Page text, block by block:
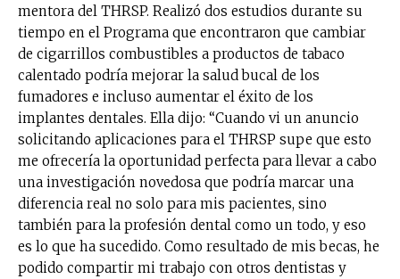
mentora del THRSP. Realizó dos estudios durante su
tiempo en el Programa que encontraron que cambiar
de cigarrillos combustibles a productos de tabaco
calentado podría mejorar la salud bucal de los
fumadores e incluso aumentar el éxito de los
implantes dentales. Ella dijo: “Cuando vi un anuncio
solicitando aplicaciones para el THRSP supe que esto
me ofrecería la oportunidad perfecta para llevar a cabo
una investigación novedosa que podría marcar una
diferencia real no solo para mis pacientes, sino
también para la profesión dental como un todo, y eso
es lo que ha sucedido. Como resultado de mis becas, he
podido compartir mi trabajo con otros dentistas y